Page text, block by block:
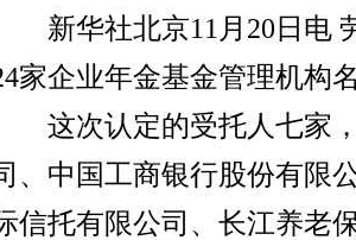
新华社北京11月20日电
家企业年金基金管理机构
这次认定的受托人七家，
、中国工商银行股份有限
信托有限公司、长江养老